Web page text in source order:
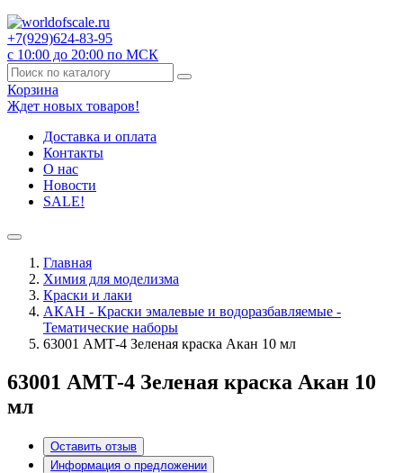
+7(929)624-83-95
с 10:00 до 20:00 по МСК
Корзина
Ждет новых товаров!
Доставка и оплата
Контакты
О нас
Новости
SALE!
Главная
Химия для моделизма
Краски и лаки
АКАН - Краски эмалевые и водоразбавляемые -
Тематические наборы
63001 АМТ-4 Зеленая краска Акан 10 мл
63001 АМТ-4 Зеленая краска Акан 10
мл
Оставить отзыв
Информация о предложении